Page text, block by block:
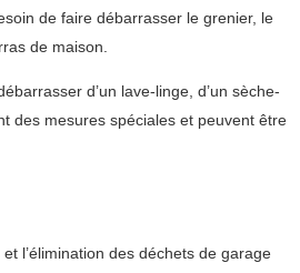
de faire débarrasser le grenier, le
de maison.
d’un lave-linge, d’un sèche-
des mesures spéciales et peuvent être
l’élimination des déchets de garage